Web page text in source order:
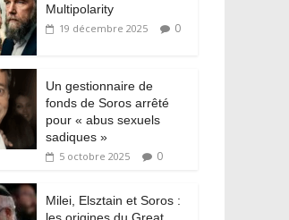
Multipolarity
19 décembre 2025 0
Un gestionnaire de
fonds de Soros arrêté
pour « abus sexuels
sadiques »
5 octobre 2025 0
Milei, Elsztain et Soros :